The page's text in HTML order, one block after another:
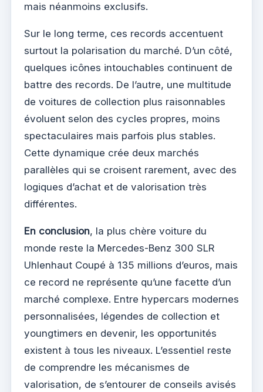
mais néanmoins exclusifs.
Sur le long terme, ces records accentuent
surtout la polarisation du marché. D’un côté,
quelques icônes intouchables continuent de
battre des records. De l’autre, une multitude
de voitures de collection plus raisonnables
évoluent selon des cycles propres, moins
spectaculaires mais parfois plus stables.
Cette dynamique crée deux marchés
parallèles qui se croisent rarement, avec des
logiques d’achat et de valorisation très
différentes.
En conclusion, la plus chère voiture du
monde reste la Mercedes-Benz 300 SLR
Uhlenhaut Coupé à 135 millions d’euros, mais
ce record ne représente qu’une facette d’un
marché complexe. Entre hypercars modernes
personnalisées, légendes de collection et
youngtimers en devenir, les opportunités
existent à tous les niveaux. L’essentiel reste
de comprendre les mécanismes de
valorisation, de s’entourer de conseils avisés